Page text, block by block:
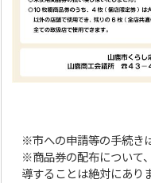
※市への申請等の手続き
※商品券の配布について
導することは絶対にあり